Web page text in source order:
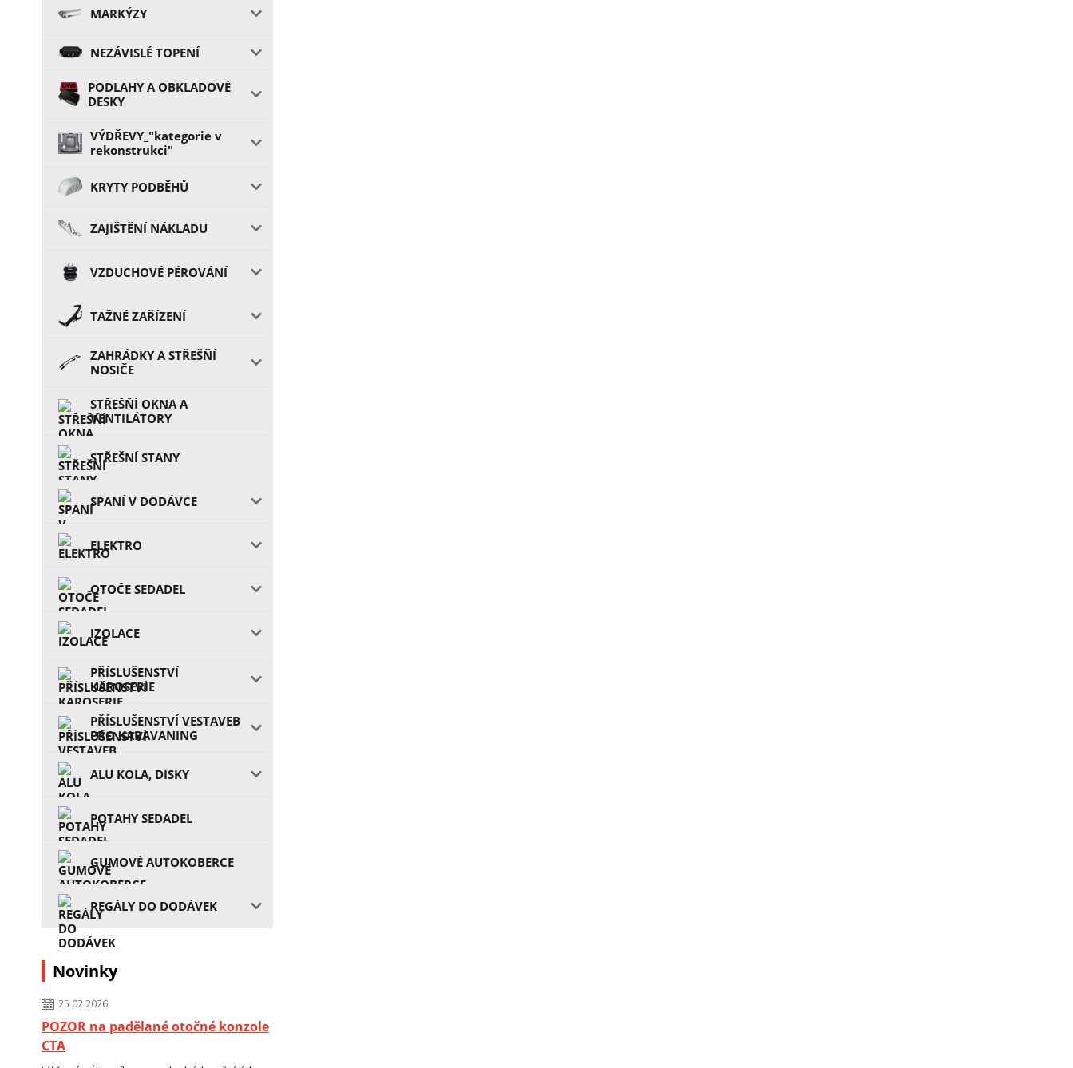
MARKÝZY
NEZÁVISLÉ TOPENÍ
PODLAHY A OBKLADOVÉ
DESKY
VÝDŘEVY_"kategorie v
rekonstrukci"
KRYTY PODBĚHŮ
ZAJIŠTĚNÍ NÁKLADU
VZDUCHOVÉ PÉROVÁNÍ
TAŽNÉ ZAŘÍZENÍ
ZAHRÁDKY A STŘEŠŇÍ
NOSIČE
STŘEŠŇÍ OKNA A
VENTILÁTORY
STŘEŠNÍ STANY
SPANÍ V DODÁVCE
ELEKTRO
OTOČE SEDADEL
IZOLACE
PŘÍSLUŠENSTVÍ
KAROSERIE
PŘÍSLUŠENSTVÍ VESTAVEB
PRO KARAVANING
ALU KOLA, DISKY
POTAHY SEDADEL
GUMOVÉ AUTOKOBERCE
REGÁLY DO DODÁVEK
Novinky
25.02.2026
POZOR na padělané otočné konzole
CTA